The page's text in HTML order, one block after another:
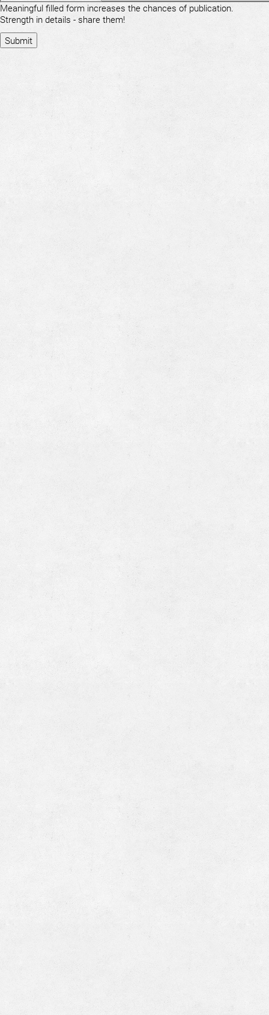
Meaningful filled form increases the chances of publication.
Strength in details - share them!